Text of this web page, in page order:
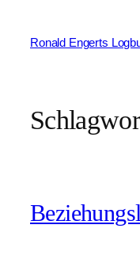
springenRonald Engerts